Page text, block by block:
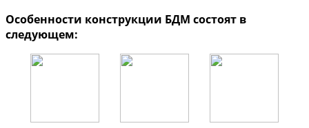
Особенности конструкции БДМ состоят в
следующем: